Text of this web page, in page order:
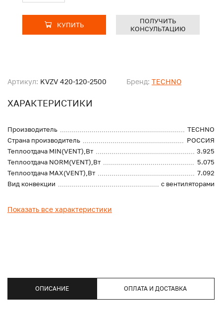
Артикул: KVZV 420-120-2500 Бренд: TECHNO
ХАРАКТЕРИСТИКИ
Производитель
TECHNO
Страна производитель
РОССИЯ
Теплоотдача MIN(VENT),Вт
3.925
Теплоотдача NORM(VENT),Вт
5.075
Теплоотдача MAX(VENT),Вт
7.092
Вид конвекции
с вентиляторами
Показать все характеристики
КУПИТЬ
ПОЛУЧИТЬ
КОНСУЛЬТАЦИЮ
ОПИСАНИЕ ОПЛАТА И ДОСТАВКА